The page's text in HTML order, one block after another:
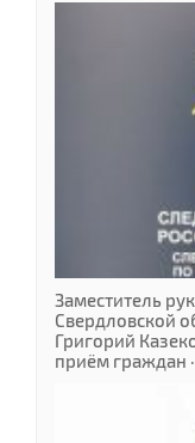
Заместитель
Свердловской
Григорий
приём граждан